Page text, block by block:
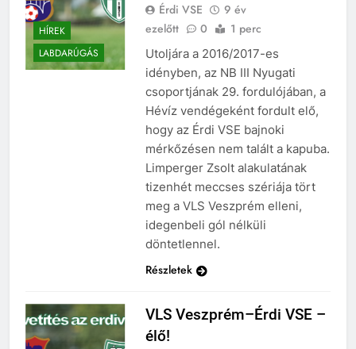
HÍREK
LABDARÚGÁS
Érdi VSE
9 év
ezelőtt
0 1 perc
Utoljára a 2016/2017-es
idényben, az NB III Nyugati
csoportjának 29. fordulójában, a
Hévíz vendégeként fordult elő,
hogy az Érdi VSE bajnoki
mérkőzésen nem talált a kapuba.
Limperger Zsolt alakulatának
tizenhét meccses szériája tört
meg a VLS Veszprém elleni,
idegenbeli gól nélküli
döntetlennel.
Részletek
VLS Veszprém–Érdi VSE –
élő!